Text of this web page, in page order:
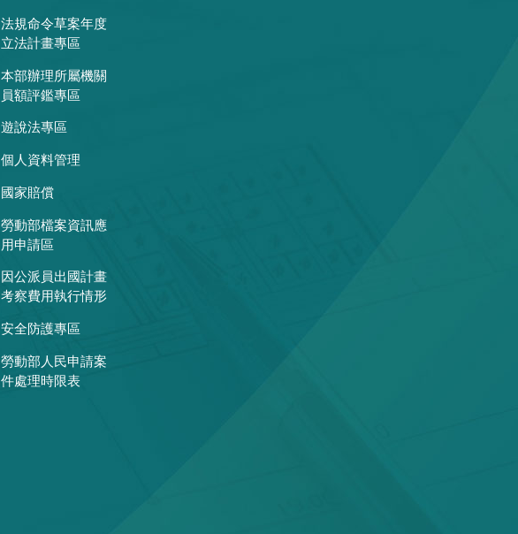
法規命令草案年度
立法計畫專區
本部辦理所屬機關
員額評鑑專區
遊說法專區
個人資料管理
國家賠償
勞動部檔案資訊應
用申請區
因公派員出國計畫
考察費用執行情形
安全防護專區
勞動部人民申請案
件處理時限表